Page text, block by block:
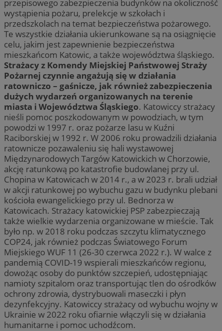
przepisowego zabezpieczenia budynków na okoliczność
wystąpienia pożaru, prelekcje w szkołach i
przedszkolach na temat bezpieczeństwa pożarowego.
Te wszystkie działania ukierunkowane są na osiągnięcie
celu, jakim jest zapewnienie bezpieczeństwa
mieszkańcom Katowic, a także województwa śląskiego.
Strażacy z Komendy Miejskiej Państwowej Straży
Pożarnej czynnie angażują się w działania
ratowniczo – gaśnicze, jak również zabezpieczenia
dużych wydarzeń organizowanych na terenie
miasta i Województwa Śląskiego. Katowiccy strażacy
nieśli pomoc poszkodowanym w powodziach, w tym
powodzi w 1997 r. oraz pożarze lasu w Kuźni
Raciborskiej w 1992 r. W 2006 roku prowadzili działania
ratownicze pozawaleniu się hali wystawowej
Międzynarodowych Targów Katowickich w Chorzowie,
akcję ratunkową po katastrofie budowlanej przy ul.
Chopina w Katowicach w 2014 r., a w 2023 r. brali udział
w akcji ratunkowej po wybuchu gazu w budynku plebani
kościoła ewangelickiego przy ul. Bednorza w
Katowicach. Strażacy katowickiej PSP zabezpieczają
także wielkie wydarzenia organizowane w mieście. Tak
było np. w 2018 roku podczas szczytu klimatycznego
COP24, jak również podczas Światowego Forum
Miejskiego WUF 11 (26-30 czerwca 2022 r.). W walce z
pandemią COVID-19 wspierali mieszkańców regionu,
dowożąc osoby do punktów szczepień, udostępniając
namioty szpitalom oraz transportując tlen do ośrodków
ochrony zdrowia, dystrybuowali maseczki i płyn
dezynfekcyjny. Katowiccy strażacy od wybuchu wojny w
Ukrainie w 2022 roku ofiarnie włączyli się w działania
humanitarne i pomoc uchodźcom.